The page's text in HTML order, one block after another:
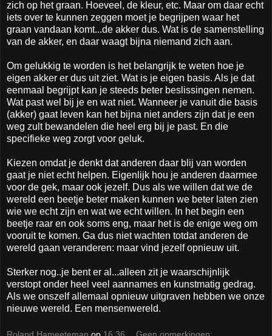
zich op het graan. Hoeveel, de kleur, etc. Maar om daar echt
iets over te kunnen zeggen moet je begrijpen waar het
graan vandaan komt...de akker dus. Wat is de samenstelling
van de akker, en daar waagt bijna niemand zich aan.
Om gelukkig te worden is het belangrijk te weten hoe je
eigen akker er dus uit ziet. Wat is je eigen basis. Als je dat
eenmaal begrijpt kan je steeds beter beslissingen nemen.
Wat past wel bij je en wat niet. Wanneer je vanuit die basis
(akker) gaat leven kan het bijna niet anders zijn dat je een
weg zult bewandelen die heel erg bij je past. En die
specifieke weg zorgt voor geluk.
Kiezen omdat je denkt dat anderen daar blij van worden
gaat je niet echt helpen. Eigenlijk hou je anderen daarmee
voor de gek, maar ook jezelf. Dus als we willen dat we de
wereld een beetje beter maken kunnen we beter laten zien
wie we echt zijn en wat we echt willen. In het begin een
beetje raar en ook soms eng, maar het is de enige weg om
vooruit te komen. Ga dus niet wachten totdat anderen de
wereld gaan veranderen: maar vind jezelf opnieuw uit.
Sterker nog..je bent er al...alleen zit je waarschijnlijk
verstopt onder heel veel aannames en kunstmatig gedrag.
Als we onszelf allemaal opnieuw uitgraven hebben we onze
nieuwe wereld. Een mensenwereld.